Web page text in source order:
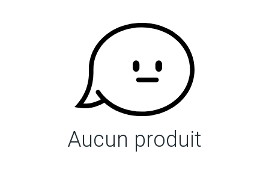
Aucun produit